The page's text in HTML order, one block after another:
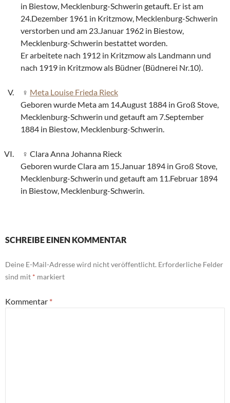
in Biestow, Mecklenburg-Schwerin getauft. Er ist am
24.Dezember 1961 in Kritzmow, Mecklenburg-Schwerin
verstorben und am 23.Januar 1962 in Biestow,
Mecklenburg-Schwerin bestattet worden.
Er arbeitete nach 1912 in Kritzmow als Landmann und
nach 1919 in Kritzmow als Büdner (Büdnerei Nr.10).
Meta Louise Frieda Rieck
Geboren wurde Meta am 14.August 1884 in Groß Stove,
Mecklenburg-Schwerin und getauft am 7.September
1884 in Biestow, Mecklenburg-Schwerin.
Clara Anna Johanna Rieck
Geboren wurde Clara am 15.Januar 1894 in Groß Stove,
Mecklenburg-Schwerin und getauft am 11.Februar 1894
in Biestow, Mecklenburg-Schwerin.
SCHREIBE EINEN KOMMENTAR
Deine E-Mail-Adresse wird nicht veröffentlicht. Erforderliche Felder
sind mit * markiert
Kommentar *